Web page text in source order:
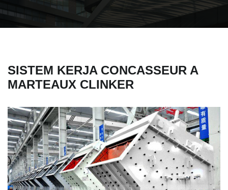
SISTEM KERJA CONCASSEUR A
MARTEAUX CLINKER